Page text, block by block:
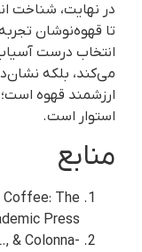
در نهایت، شناخت
تا قهوه‌نوشان
انتخاب درست
می‌کند، بلکه
ارزشمند قهوه
استوار است.
منابع
Coffee: The
Press.
& Colonna-